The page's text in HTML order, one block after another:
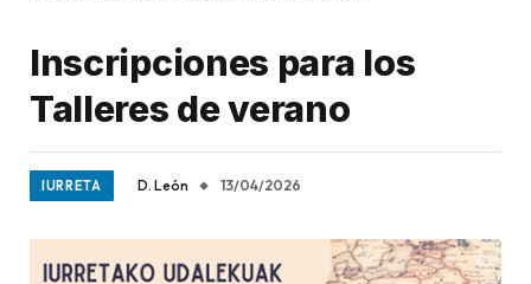
Inscripciones para los
Talleres de verano
IURRETA D. León 13/04/2026